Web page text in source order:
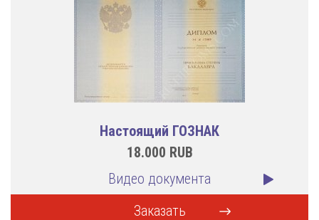
Настоящий ГОЗНАК
18.000 RUB
Видео документа
Заказать